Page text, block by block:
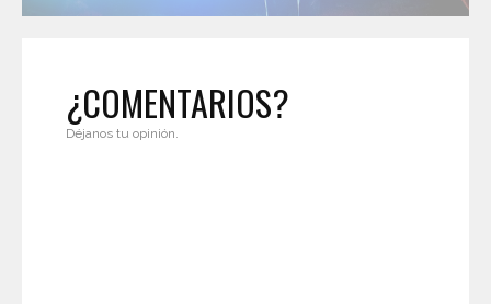
¿COMENTARIOS?
Déjanos tu opinión.